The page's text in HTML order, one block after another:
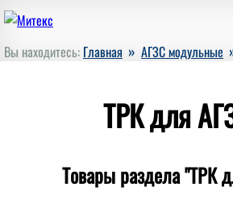
Вы находитесь: Главная » АГЗС модульные
ТРК для
Товары раздела "ТРК